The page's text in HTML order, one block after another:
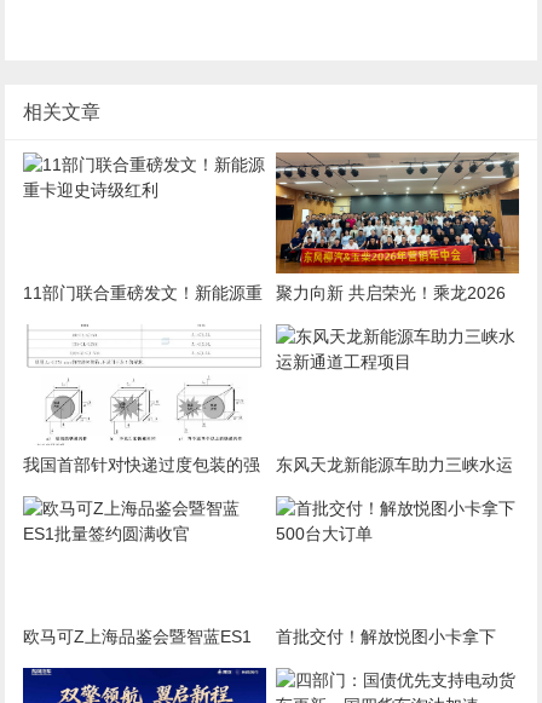
相关文章
11部门联合重磅发文！新能源重
卡迎史诗级红利
聚力向新 共启荣光！乘龙2026
华南区域营销年中会盛大启幕
我国首部针对快递过度包装的强
制国标7月1日起实施
东风天龙新能源车助力三峡水运
新通道工程项目
欧马可Z上海品鉴会暨智蓝ES1
批量签约圆满收官
首批交付！解放悦图小卡拿下
500台大订单